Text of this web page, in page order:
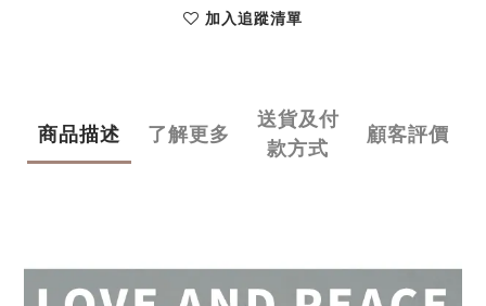
加入追蹤清單
商品描述 了解更多
送貨及付
款方式
顧客評價